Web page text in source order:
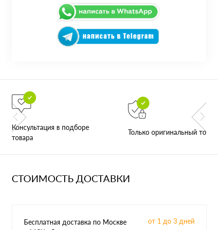
Консультация в подборе
товара
Только оригинальный товар
СТОИМОСТЬ ДОСТАВКИ
Бесплатная доставка по Москве
от 1 до 3 дней